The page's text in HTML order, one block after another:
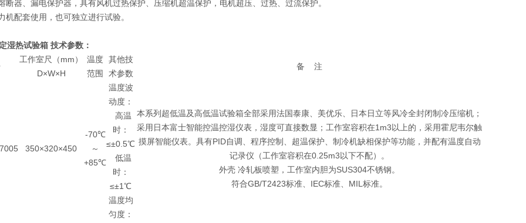
断器、漏电保护器，具有风机过热保护、压缩机超温保护，电机超压、过热、过流保护。
机配套使用，也可独立进行试验。
湿热试验箱 技术参数：
工作室尺（mm）
D×W×H
温度
范围
其他技
术参数
备 注
350×320×450
-70℃
～
+85℃
温度波
动度：
高温
时：
≤±0.5℃
低温
时：
≤±1℃
温度均
匀度：
本系列超低温及高低温试验箱全部采用法国泰康、美优乐、日本日立等风冷全封闭制冷压缩机；
采用日本富士智能控温控湿仪表，湿度可直接数显；工作室容积在1m3以上的，采用霍尼韦尔触
摸屏智能仪表。具有PID自调、程序控制、超温保护、制冷机缺相保护等功能，并配有温度自动
记录仪（工作室容积在0.25m3以下不配）。
外壳 冷轧板喷塑，工作室内胆为SUS304不锈钢。
符合GB/T2423标准、IEC标准、MIL标准。